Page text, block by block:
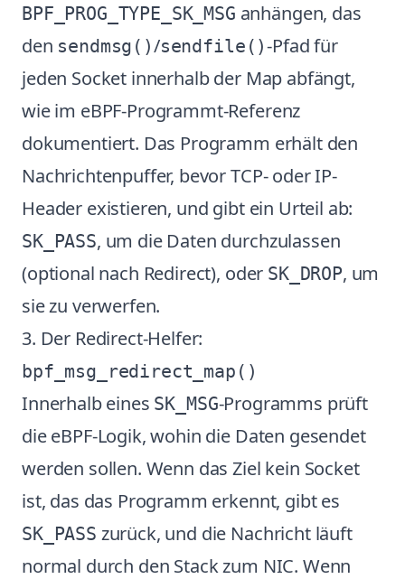
BPF_PROG_TYPE_SK_MSG anhängen, das
den sendmsg()/sendfile()-Pfad für
jeden Socket innerhalb der Map abfängt,
wie im eBPF-Programmt-Referenz
dokumentiert. Das Programm erhält den
Nachrichtenpuffer, bevor TCP- oder IP-
Header existieren, und gibt ein Urteil ab:
SK_PASS, um die Daten durchzulassen
(optional nach Redirect), oder SK_DROP, um
sie zu verwerfen.
3. Der Redirect-Helfer:
bpf_msg_redirect_map()
Innerhalb eines SK_MSG-Programms prüft
die eBPF-Logik, wohin die Daten gesendet
werden sollen. Wenn das Ziel kein Socket
ist, das das Programm erkennt, gibt es
SK_PASS zurück, und die Nachricht läuft
normal durch den Stack zum NIC. Wenn